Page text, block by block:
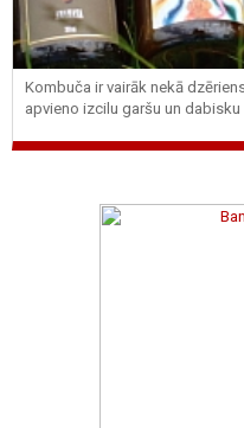
Kombuča ir vairāk nekā
apvieno izcilu garšu un dabisku